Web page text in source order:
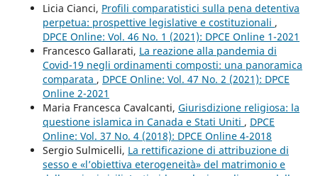
Licia Cianci, Profili comparatistici sulla pena detentiva
perpetua: prospettive legislative e costituzionali ,
DPCE Online: Vol. 46 No. 1 (2021): DPCE Online 1-2021
Francesco Gallarati, La reazione alla pandemia di
Covid-19 negli ordinamenti composti: una panoramica
comparata , DPCE Online: Vol. 47 No. 2 (2021): DPCE
Online 2-2021
Maria Francesca Cavalcanti, Giurisdizione religiosa: la
questione islamica in Canada e Stati Uniti , DPCE
Online: Vol. 37 No. 4 (2018): DPCE Online 4-2018
Sergio Sulmicelli, La rettificazione di attribuzione di
sesso e «l’obiettiva eterogeneità» del matrimonio e